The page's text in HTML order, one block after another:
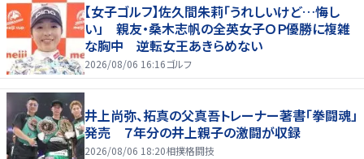
【女子ゴルフ】佐久間朱莉「うれしいけど…悔し
い」 親友・桑木志帆の全英女子ＯＰ優勝に複雑
な胸中 逆転女王あきらめない
2026/08/06 16:16ゴルフ
井上尚弥、拓真の父真吾トレーナー著書「拳闘魂」
発売 ７年分の井上親子の激闘が収録
2026/08/06 18:20相撲格闘技